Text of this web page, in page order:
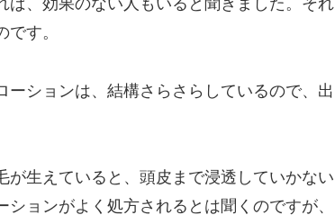
、効果のない人もいると聞きました。それ
す。
ションは、結構さらさらしているので、出
生えていると、頭皮まで浸透していかない
ョンがよく処方されるとは聞くのですが、